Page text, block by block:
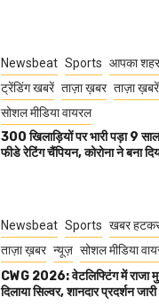
Newsbeat Sports आपका शहर
ट्रेंडिंग खबरें ताज़ा ख़बर ताज़ा ख़बरें
सोशल मीडिया वायरल
300 खिलाड़ियों पर भारी पड़ा 9
फीडे रेटिंग चैंपियन, कोरोना ने बना
Newsbeat Sports खबर
ताज़ा ख़बर न्यूज़ सोशल मीडिया
CWG 2026: वेटलिफ्टिंग में राजा
दिलाया सिल्वर, शानदार प्रदर्शन जारी